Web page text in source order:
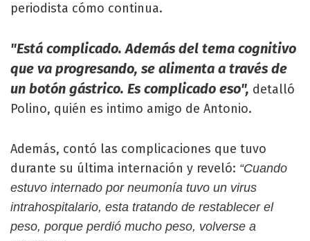
periodista cómo continua.
"Está complicado. Además del tema cognitivo
que va progresando, se alimenta a través de
un botón gástrico. Es complicado eso", detalló
Polino, quién es intimo amigo de Antonio.
Además, contó las complicaciones que tuvo
durante su última internación y reveló: “Cuando
estuvo internado por neumonía tuvo un virus
intrahospitalario, esta tratando de restablecer el
peso, porque perdió mucho peso, volverse a